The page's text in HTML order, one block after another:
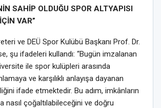
SAHİP OLDUĞU SPOR ALTYAPISI
VAR”
ve DEÜ Spor Kulübü Başkanı Prof. Dr.
şu ifadeleri kullandı: “Bugün imzalanan
ile spor kulüpleri arasında
ve karşılıklı anlayışa dayanan
ifade etmektedir. Bu adım, imkânların
nasıl çoğaltılabileceğini ve doğru